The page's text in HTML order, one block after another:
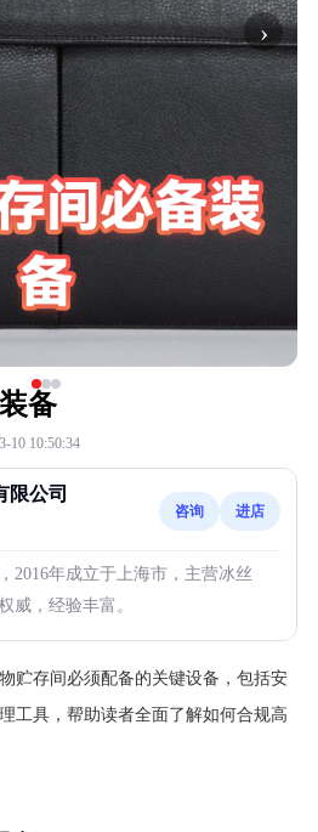
›
备
10 10:50:34
限公司
咨询 进店
2016年成立于上海市，主营冰丝
威，经验丰富。
贮存间必须配备的关键设备，包括安
工具，帮助读者全面了解如何合规高